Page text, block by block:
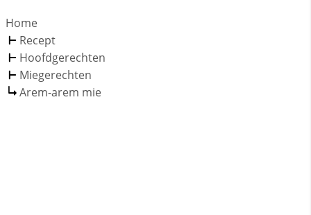
Home
Recept
Hoofdgerechten
Miegerechten
Arem-arem mie